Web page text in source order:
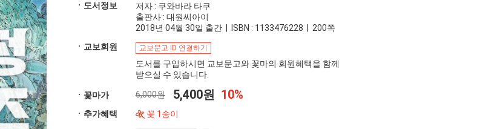
ㆍ도서정보
저자 : 쿠와바라 타쿠
출판사 : 대원씨아이
2018년 04월 30일 출간 | ISBN : 1133476228 | 200쪽
ㆍ교보회원
교보문고 ID 연결하기
도서를 구입하시면 교보문고와 꽃마의 회원혜택을 함께
받으실 수 있습니다.
ㆍ꽃마가 6,000원 5,400원 10%
ㆍ추가혜택 꽃 1송이